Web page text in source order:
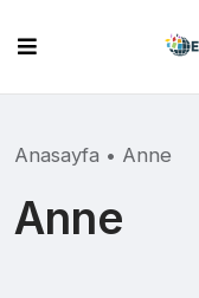
content
Anasayfa • Anne
Anne